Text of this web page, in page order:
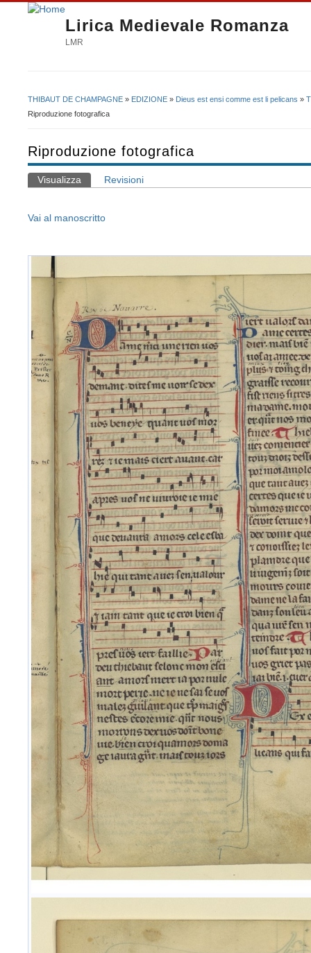
Lirica Medievale Romanza
LMR
Tu sei qui
THIBAUT DE CHAMPAGNE » EDIZIONE » Dieus est ensi comme est li pelicans »
Riproduzione fotografica
Riproduzione fotografica
Schede primarie
Visualizza (scheda attiva)
Revisioni
Vai al manoscritto